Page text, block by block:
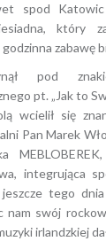
spod
który
zabawę
pod
pt. „Jak to
wcielił się
Pan Marek
integrująca
tego
nam swój
irlandzkiej